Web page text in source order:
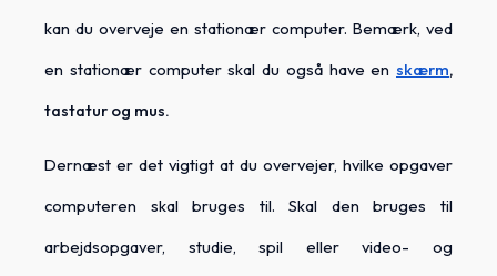
kan du overveje en stationær computer. Bemærk, ved
en stationær computer skal du også have en skærm,
tastatur og mus.
Dernæst er det vigtigt at du overvejer, hvilke opgaver
computeren skal bruges til. Skal den bruges til
arbejdsopgaver, studie, spil eller video- og